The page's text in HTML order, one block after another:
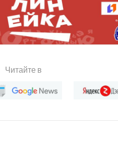
Читайте в